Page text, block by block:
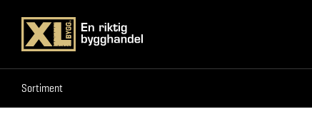
Sortiment
Sortiment